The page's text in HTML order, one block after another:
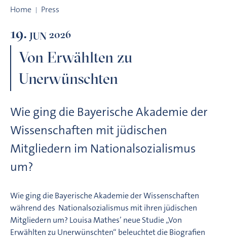
Home Press
19. JUN 2026
Von Erwählten zu
Unerwünschten
Wie ging die Bayerische Akademie der
Wissenschaften mit jüdischen
Mitgliedern im Nationalsozialismus
um?
Wie ging die Bayerische Akademie der Wissenschaften
während des Nationalsozialismus mit ihren jüdischen
Mitgliedern um? Louisa Mathes’ neue Studie „Von
Erwählten zu Unerwünschten“ beleuchtet die Biografien